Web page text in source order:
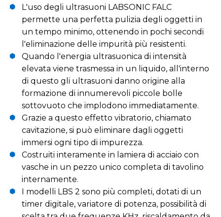
L'uso degli ultrasuoni LABSONIC FALC
permette una perfetta pulizia degli oggetti in
un tempo minimo, ottenendo in pochi secondi
l'eliminazione delle impurità più resistenti.
Quando l'energia ultrasuonica di intensità
elevata viene trasmessa in un liquido, all'interno
di questo gli ultrasuoni danno origine alla
formazione di innumerevoli piccole bolle
sottovuoto che implodono immediatamente.
Grazie a questo effetto vibratorio, chiamato
cavitazione, si può eliminare dagli oggetti
immersi ogni tipo di impurezza.
Costruiti interamente in lamiera di acciaio con
vasche in un pezzo unico completa di tavolino
internamente.
I modelli LBS 2 sono più completi, dotati di un
timer digitale, variatore di potenza, possibilità di